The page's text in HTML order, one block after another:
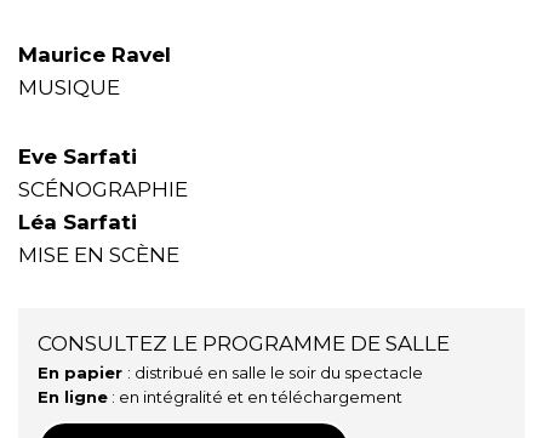
Maurice Ravel
MUSIQUE
Eve Sarfati
SCÉNOGRAPHIE
Léa Sarfati
MISE EN SCÈNE
CONSULTEZ LE PROGRAMME DE SALLE
En papier : distribué en salle le soir du spectacle
En ligne : en intégralité et en téléchargement